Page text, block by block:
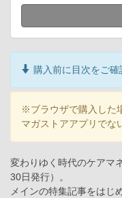
購入前に目次をご確
※ブラウザで購入した
マガストアアプリでな
変わりゆく時代のケアマ
30日発行）。
メインの特集記事をはじ